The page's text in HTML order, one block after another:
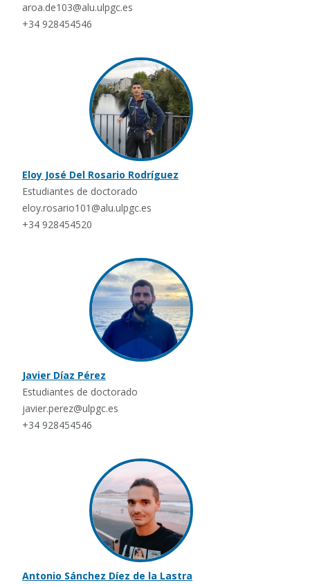
aroa.de103@alu.ulpgc.es
+34 928454546
Eloy José Del Rosario Rodríguez
Estudiantes de doctorado
eloy.rosario101@alu.ulpgc.es
+34 928454520
Javier Díaz Pérez
Estudiantes de doctorado
javier.perez@ulpgc.es
+34 928454546
Antonio Sánchez Díez de la Lastra